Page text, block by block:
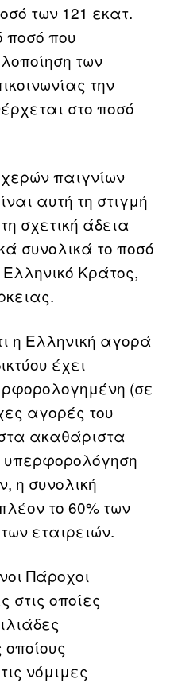
των 121 εκατ.
ποσό που
των
την
στο ποσό
παιγνίων
αυτή τη στιγμή
σχετική άδεια
συνολικά το ποσό
Κράτος,
η Ελληνική αγορά
έχει
(σε
αγορές του
ακαθάριστα
υπερφορολόγηση
η συνολική
το 60% των
εταιρειών.
Πάροχοι
στις οποίες
νόμιμες